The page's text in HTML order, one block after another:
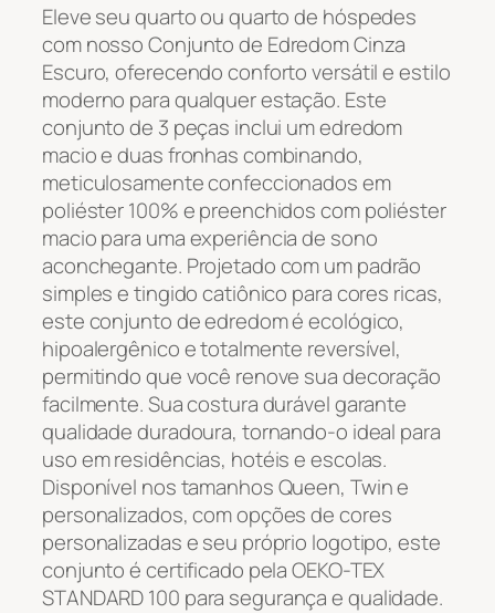
Eleve seu quarto ou quarto de hóspedes
com nosso Conjunto de Edredom Cinza
Escuro, oferecendo conforto versátil e estilo
moderno para qualquer estação. Este
conjunto de 3 peças inclui um edredom
macio e duas fronhas combinando,
meticulosamente confeccionados em
poliéster 100% e preenchidos com poliéster
macio para uma experiência de sono
aconchegante. Projetado com um padrão
simples e tingido catiônico para cores ricas,
este conjunto de edredom é ecológico,
hipoalergênico e totalmente reversível,
permitindo que você renove sua decoração
facilmente. Sua costura durável garante
qualidade duradoura, tornando-o ideal para
uso em residências, hotéis e escolas.
Disponível nos tamanhos Queen, Twin e
personalizados, com opções de cores
personalizadas e seu próprio logotipo, este
conjunto é certificado pela OEKO-TEX
STANDARD 100 para segurança e qualidade.